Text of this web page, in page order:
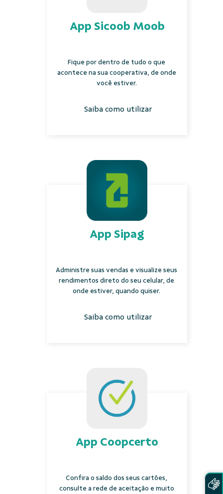
App Sicoob Moob
Fique por dentro de tudo o que
acontece na sua cooperativa, de onde
você estiver.
Saiba como utilizar
App Sipag
Administre suas vendas e visualize seus
rendimentos direto do seu celular, de
onde estiver, quando quiser.
Saiba como utilizar
App Coopcerto
Confira o saldo dos seus cartões,
consulte a rede de aceitação e muito